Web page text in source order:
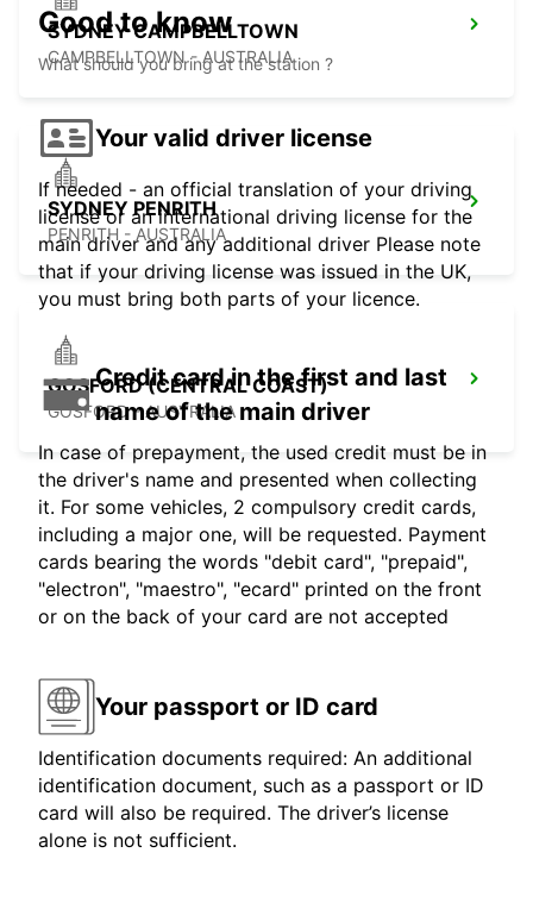
SYDNEY CAMPBELLTOWN
CAMPBELLTOWN - AUSTRALIA
SYDNEY PENRITH
PENRITH - AUSTRALIA
GOSFORD (CENTRAL COAST)
GOSFORD - AUSTRALIA
Good to know
What should you bring at the station ?
Your valid driver license
If needed - an official translation of your driving
license or an international driving license for the
main driver and any additional driver Please note
that if your driving license was issued in the UK,
you must bring both parts of your licence.
Credit card in the first and last
name of the main driver
In case of prepayment, the used credit must be in
the driver's name and presented when collecting
it. For some vehicles, 2 compulsory credit cards,
including a major one, will be requested. Payment
cards bearing the words "debit card", "prepaid",
"electron", "maestro", "ecard" printed on the front
or on the back of your card are not accepted
Your passport or ID card
Identification documents required: An additional
identification document, such as a passport or ID
card will also be required. The driver’s license
alone is not sufficient.